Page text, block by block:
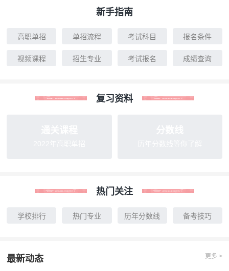
新手指南
高职单招 单招流程 考试科目 报名条件
视频课程 招生专业 考试报名 成绩查询
复习资料
热门关注
学校排行 热门专业 历年分数线 备考技巧
最新动态 更多 >